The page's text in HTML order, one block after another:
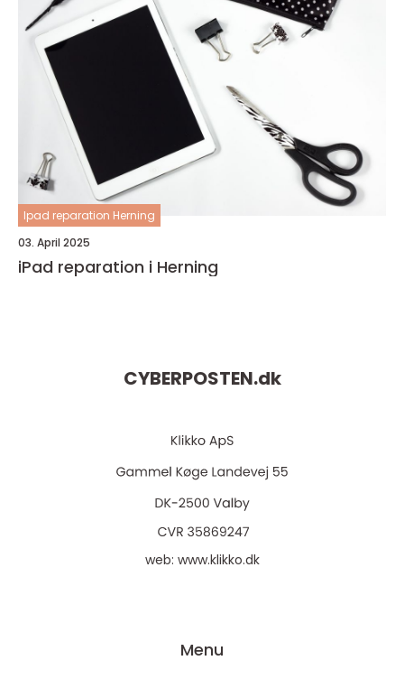
Ipad reparation Herning
03. April 2025
iPad reparation i Herning
CYBERPOSTEN.dk
web: www.klikko.dk
Menu